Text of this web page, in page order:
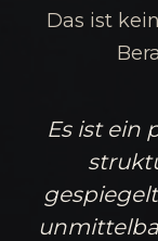
Das ist
Es ist ein